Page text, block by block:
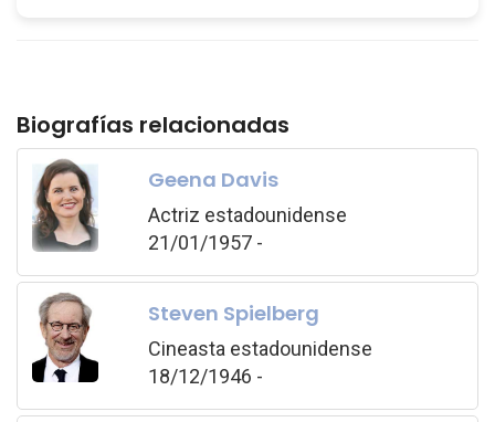
Biografías relacionadas
Geena Davis
Actriz estadounidense
21/01/1957 -
Steven Spielberg
Cineasta estadounidense
18/12/1946 -